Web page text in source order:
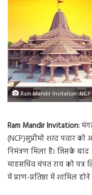
Ram Mandir Invitation: NCP
Ram Mandir Invitation:
(NCP)सुप्रीमो शरद पवार को
निमंत्रण मिला है। जिसके बाद
माहसचिव चंपत राय को पत्र
में प्राण-प्रतिष्ठा में शामिल